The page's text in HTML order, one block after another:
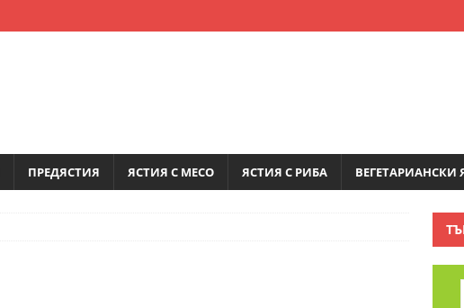
ПРЕДЯСТИЯ ЯСТИЯ С МЕСО ЯСТИЯ С РИБА ВЕГЕТАРИАНСКИ